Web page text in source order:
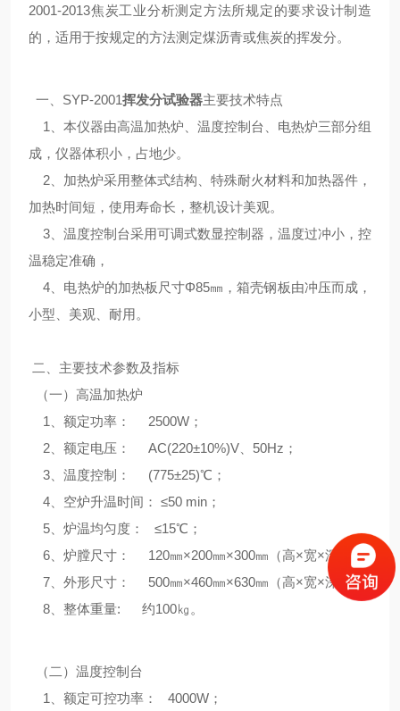
2001-2013焦炭工业分析测定方法所规定的要求设计制造
的，适用于按规定的方法测定煤沥青或焦炭的挥发分。
一、SYP-2001挥发分试验器主要技术特点
1、本仪器由高温加热炉、温度控制台、电热炉三部分组
成，仪器体积小，占地少。
2、加热炉采用整体式结构、特殊耐火材料和加热器件，
加热时间短，使用寿命长，整机设计美观。
3、温度控制台采用可调式数显控制器，温度过冲小，控
温稳定准确，
4、电热炉的加热板尺寸Φ85㎜，箱壳钢板由冲压而成，
小型、美观、耐用。
二、主要技术参数及指标
（一）高温加热炉
1、额定功率： 2500W；
2、额定电压： AC(220±10%)V、50Hz；
3、温度控制： (775±25)℃；
4、空炉升温时间： ≤50 min；
5、炉温均匀度： ≤15℃；
6、炉膛尺寸： 120㎜×200㎜×300㎜（高×宽×深）；
7、外形尺寸： 500㎜×460㎜×630㎜（高×宽×深）；
8、整体重量: 约100㎏。
（二）温度控制台
1、额定可控功率： 4000W；